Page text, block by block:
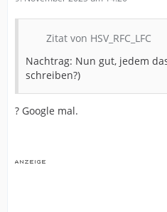
Zitat von HSV_RFC_LFC
Nachtrag: Nun gut, jedem
schreiben?)
? Google mal.